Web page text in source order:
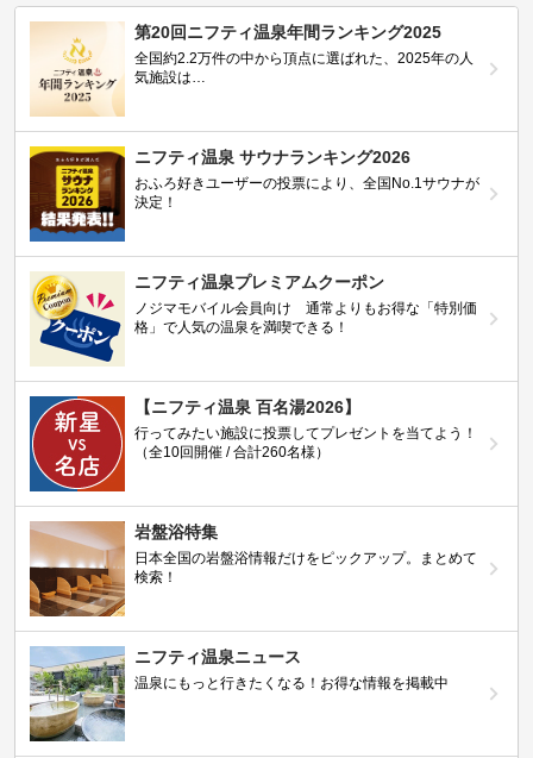
第20回ニフティ温泉年間ランキング2025
全国約2.2万件の中から頂点に選ばれた、2025年の人
気施設は…
ニフティ温泉 サウナランキング2026
おふろ好きユーザーの投票により、全国No.1サウナが
決定！
ニフティ温泉プレミアムクーポン
ノジマモバイル会員向け 通常よりもお得な「特別価
格」で人気の温泉を満喫できる！
【ニフティ温泉 百名湯2026】
行ってみたい施設に投票してプレゼントを当てよう！
（全10回開催 / 合計260名様）
岩盤浴特集
日本全国の岩盤浴情報だけをピックアップ。まとめて
検索！
ニフティ温泉ニュース
温泉にもっと行きたくなる！お得な情報を掲載中